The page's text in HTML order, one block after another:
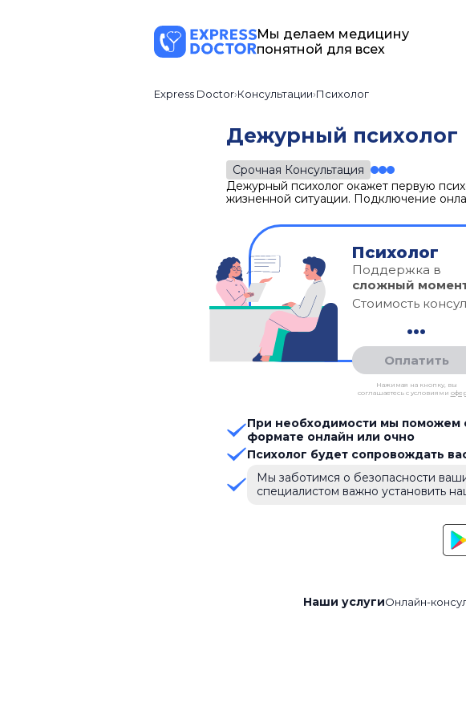
Мы делаем медицину
понятной для всех
Express Doctor Консультации Психолог
Дежурный психолог
Срочная Консультация
Дежурный психолог окажет первую
жизненной ситуации. Подключение
Психолог
Поддержка в
сложный
Стоимость
...
Оплатить
Нажимая на кнопку, вы
соглашаетесь с условиями
При необходимости мы поможем
формате онлайн или очно
Психолог будет сопровождать
Мы заботимся о безопасности
специалистом важно установить
Наши услугиОнлайн-